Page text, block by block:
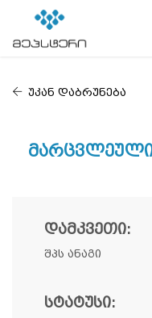
უკან დაბრუნება
ᲓᲐᲛᲙᲕᲔᲗᲘ:
შპს ანაგი
ᲡᲢᲐᲢᲣᲡᲘ: